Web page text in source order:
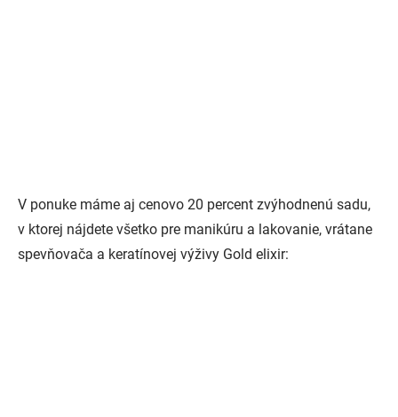
V ponuke máme aj cenovo 20 percent zvýhodnenú sadu,
v ktorej nájdete všetko pre manikúru a lakovanie, vrátane
spevňovača a keratínovej výživy Gold elixir: